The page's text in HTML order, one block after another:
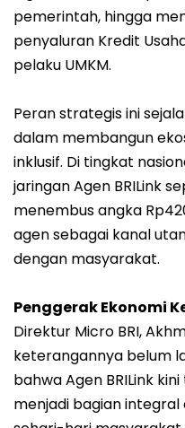
pemerintah, hingga
penyaluran Kredit
pelaku UMKM.
Peran strategis ini
dalam membangun
inklusif. Di tingkat
jaringan Agen BRILink
menembus angka
agen sebagai kanal
dengan masyarakat.
Penggerak Ekonomi
Direktur Micro BRI,
keterangannya belum
bahwa Agen BRILink
menjadi bagian